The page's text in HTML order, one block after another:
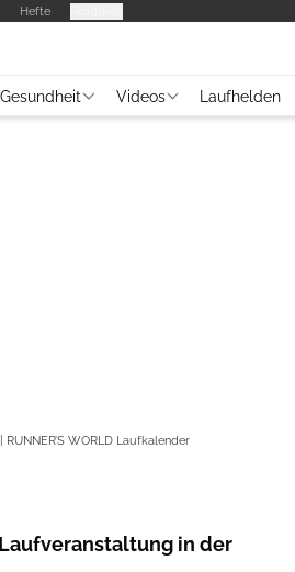
Hefte
Gesundheit Videos Laufhelden
WORLD Laufkalender
in der